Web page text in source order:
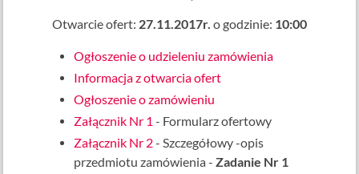
Otwarcie ofert: 27.11.2017r. o godzinie: 10:00
Ogłoszenie o udzieleniu zamówienia
Informacja z otwarcia ofert
Ogłoszenie o zamówieniu
Załącznik Nr 1 - Formularz ofertowy
Załącznik Nr 2- Szczegółowy -opis
przedmiotu zamówienia -Zadanie Nr 1